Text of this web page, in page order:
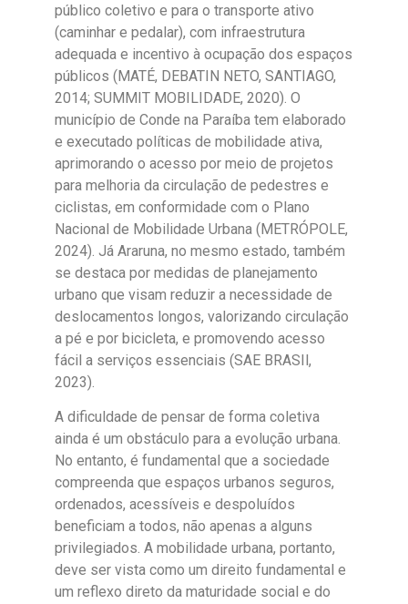
público coletivo e para o transporte ativo
(caminhar e pedalar), com infraestrutura
adequada e incentivo à ocupação dos espaços
públicos (MATÉ, DEBATIN NETO, SANTIAGO,
2014; SUMMIT MOBILIDADE, 2020). O
município de Conde na Paraíba tem elaborado
e executado políticas de mobilidade ativa,
aprimorando o acesso por meio de projetos
para melhoria da circulação de pedestres e
ciclistas, em conformidade com o Plano
Nacional de Mobilidade Urbana (METRÓPOLE,
2024). Já Araruna, no mesmo estado, também
se destaca por medidas de planejamento
urbano que visam reduzir a necessidade de
deslocamentos longos, valorizando circulação
a pé e por bicicleta, e promovendo acesso
fácil a serviços essenciais (SAE BRASIl,
2023).​
A dificuldade de pensar de forma coletiva
ainda é um obstáculo para a evolução urbana.
No entanto, é fundamental que a sociedade
compreenda que espaços urbanos seguros,
ordenados, acessíveis e despoluídos
beneficiam a todos, não apenas a alguns
privilegiados. A mobilidade urbana, portanto,
deve ser vista como um direito fundamental e
um reflexo direto da maturidade social e do